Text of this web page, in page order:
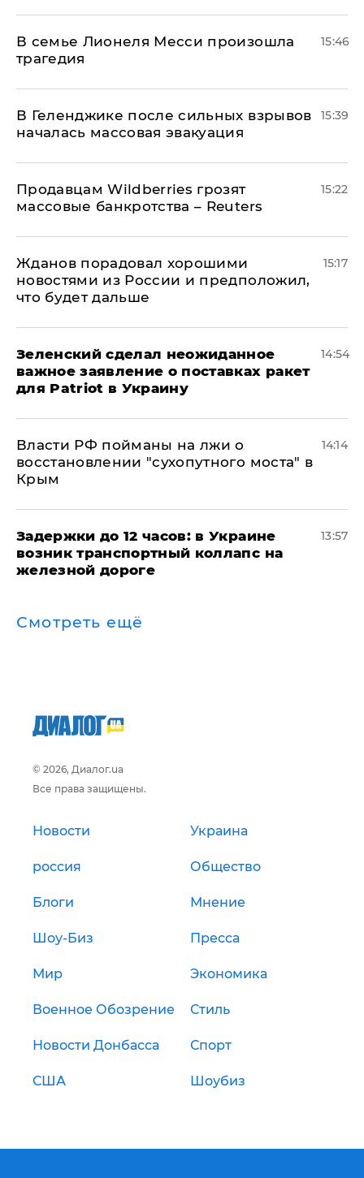
В семье Лионеля Месси произошла
трагедия
15:46
В Геленджике после сильных взрывов
началась массовая эвакуация
15:39
Продавцам Wildberries грозят
массовые банкротства – Reuters
15:22
Жданов порадовал хорошими
новостями из России и предположил,
что будет дальше
15:17
Зеленский сделал неожиданное
важное заявление о поставках ракет
для Patriot в Украину
14:54
Власти РФ пойманы на лжи о
восстановлении "сухопутного моста" в
Крым
14:14
Задержки до 12 часов: в Украине
возник транспортный коллапс на
железной дороге
13:57
Смотреть ещё
© 2026, Диалог.ua
Все права защищены.
Новости Украина
россия Общество
Блоги Мнение
Шоу-Биз Пресса
Мир Экономика
Военное Обозрение Стиль
Новости Донбасса Спорт
США Шоубиз